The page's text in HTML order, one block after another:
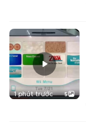
1 phút trước 5